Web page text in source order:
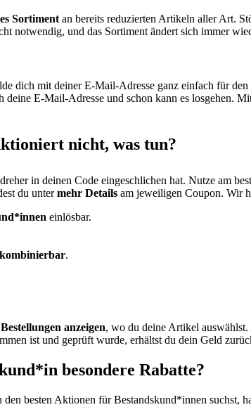
Sortiment an bereits reduzierten Artikeln aller Art.
notwendig, und das Sortiment ändert sich immer
dich mit deiner E-Mail-Adresse ganz einfach für den
deine E-Mail-Adresse und schon kann es losgehen.
nicht, was tun?
in deinen Code eingeschlichen hat. Nutze am
du untermehr Details am jeweiligen Coupon. Wir
einlösbar.
kombinierbar.
anzeigen, wo du deine Artikel
ist und geprüft wurde, erhältst du dein Geld
besondere Rabatte?
besten Aktionen für Bestandskund*innen